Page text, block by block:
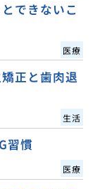
できないこ
医療
正と歯肉退
生活
習慣
医療